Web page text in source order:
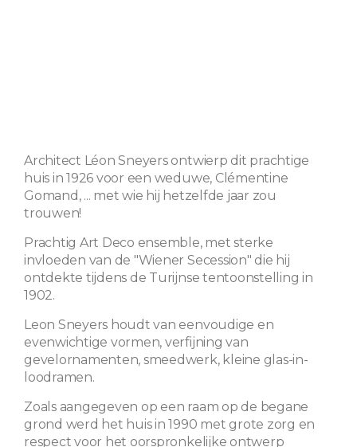
Architect Léon Sneyers ontwierp dit prachtige
huis in 1926 voor een weduwe, Clémentine
Gomand, ... met wie hij hetzelfde jaar zou
trouwen!
Prachtig Art Deco ensemble, met sterke
invloeden van de "Wiener Secession" die hij
ontdekte tijdens de Turijnse tentoonstelling in
1902.
Leon Sneyers houdt van eenvoudige en
evenwichtige vormen, verfijning van
gevelornamenten, smeedwerk, kleine glas-in-
loodramen.
Zoals aangegeven op een raam op de begane
grond werd het huis in 1990 met grote zorg en
respect voor het oorspronkelijke ontwerp